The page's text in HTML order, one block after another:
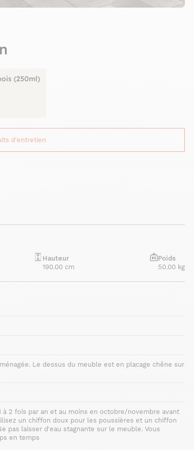
(250ml)
d'entretien
Hauteur
190.00 cm
Poids
50.00 kg
Le dessus du meuble est en placage chêne sur
2 fois par an et au moins en octobre/novembre avant
un chiffon doux pour les poussières et un chiffon
pas laisser d'eau stagnante sur le meuble. Vous
en temps